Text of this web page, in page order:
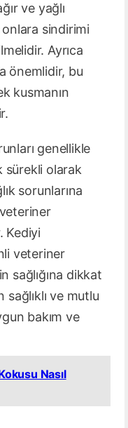
ve yağlı
onlara sindirimi
Ayrıca
önemlidir, bu
kusmanın
genellikle
sürekli olarak
sorunlarına
Kediyi
veteriner
sağlığına dikkat
ve mutlu
bakım ve
Nasıl